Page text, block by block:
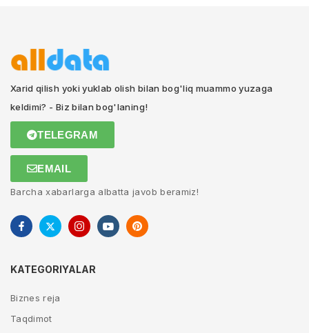
Xarid qilish yoki yuklab olish bilan bog'liq muammo yuzaga
keldimi? - Biz bilan bog'laning!
TELEGRAM
EMAIL
Barcha xabarlarga albatta javob beramiz!
KATEGORIYALAR
Biznes reja
Taqdimot